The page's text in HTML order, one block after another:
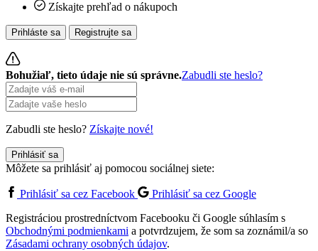
Získajte prehľad o nákupoch
Prihláste sa Registrujte sa
Bohužiaľ, tieto údaje nie sú správne.Zabudli ste heslo?
Zabudli ste heslo? Získajte nové!
Prihlásiť sa
Môžete sa prihlásiť aj pomocou sociálnej siete:
Prihlásiť sa cez Facebook
Prihlásiť sa cez Google
Registráciou prostredníctvom Facebooku či Google súhlasím s
Obchodnými podmienkami a potvrdzujem, že som sa zoznámil/a so
Zásadami ochrany osobných údajov.